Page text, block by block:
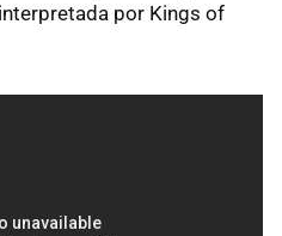
por Kings of